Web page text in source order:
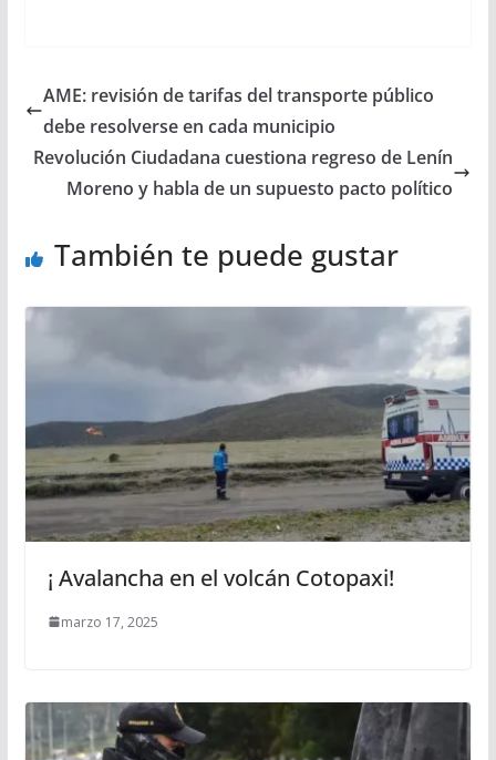
AME: revisión de tarifas del transporte público
debe resolverse en cada municipio
Revolución Ciudadana cuestiona regreso de Lenín
Moreno y habla de un supuesto pacto político
También te puede gustar
¡ Avalancha en el volcán Cotopaxi!
marzo 17, 2025